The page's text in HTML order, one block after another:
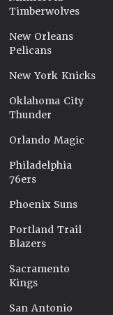
Timberwolves
New Orleans
Pelicans
New York Knicks
Oklahoma City
Thunder
Orlando Magic
Philadelphia
76ers
Phoenix Suns
Portland Trail
Blazers
Sacramento
Kings
San Antonio